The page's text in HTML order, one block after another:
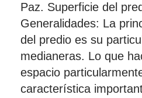
Paz. Superficie del
Generalidades: La
del predio es su
medianeras. Lo que
espacio
característica